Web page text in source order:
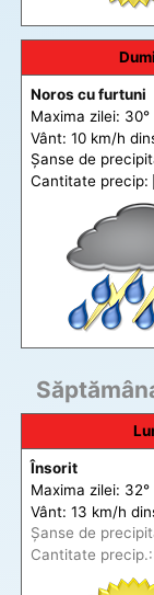
Noros cu furtuni
Maxima zilei: 30°
Vânt: 10 km/h din
Șanse de precip
Cantitate precip:
Însorit
Maxima zilei: 32°
Vânt: 13 km/h din
Șanse de precip
Cantitate